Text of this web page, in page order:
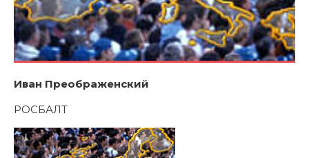
Иван Преображенский
РОСБАЛТ